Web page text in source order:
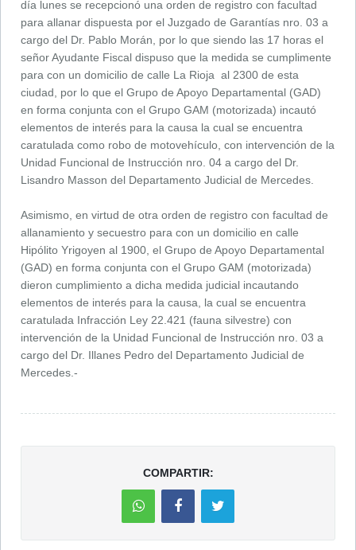
día lunes se recepcionó una orden de registro con facultad
para allanar dispuesta por el Juzgado de Garantías nro. 03 a
cargo del Dr. Pablo Morán, por lo que siendo las 17 horas el
señor Ayudante Fiscal dispuso que la medida se cumplimente
para con un domicilio de calle La Rioja al 2300 de esta
ciudad, por lo que el Grupo de Apoyo Departamental (GAD)
en forma conjunta con el Grupo GAM (motorizada) incautó
elementos de interés para la causa la cual se encuentra
caratulada como robo de motovehículo, con intervención de la
Unidad Funcional de Instrucción nro. 04 a cargo del Dr.
Lisandro Masson del Departamento Judicial de Mercedes.
Asimismo, en virtud de otra orden de registro con facultad de
allanamiento y secuestro para con un domicilio en calle
Hipólito Yrigoyen al 1900, el Grupo de Apoyo Departamental
(GAD) en forma conjunta con el Grupo GAM (motorizada)
dieron cumplimiento a dicha medida judicial incautando
elementos de interés para la causa, la cual se encuentra
caratulada Infracción Ley 22.421 (fauna silvestre) con
intervención de la Unidad Funcional de Instrucción nro. 03 a
cargo del Dr. Illanes Pedro del Departamento Judicial de
Mercedes.-
COMPARTIR: